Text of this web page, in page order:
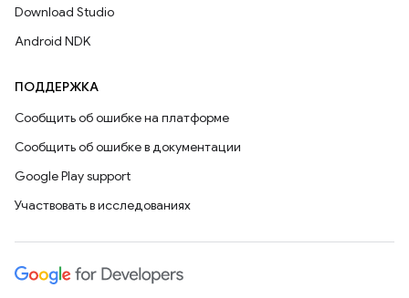
Download Studio
Android NDK
ПОДДЕРЖКА
Сообщить об ошибке на платформе
Сообщить об ошибке в документации
Google Play support
Участвовать в исследованиях